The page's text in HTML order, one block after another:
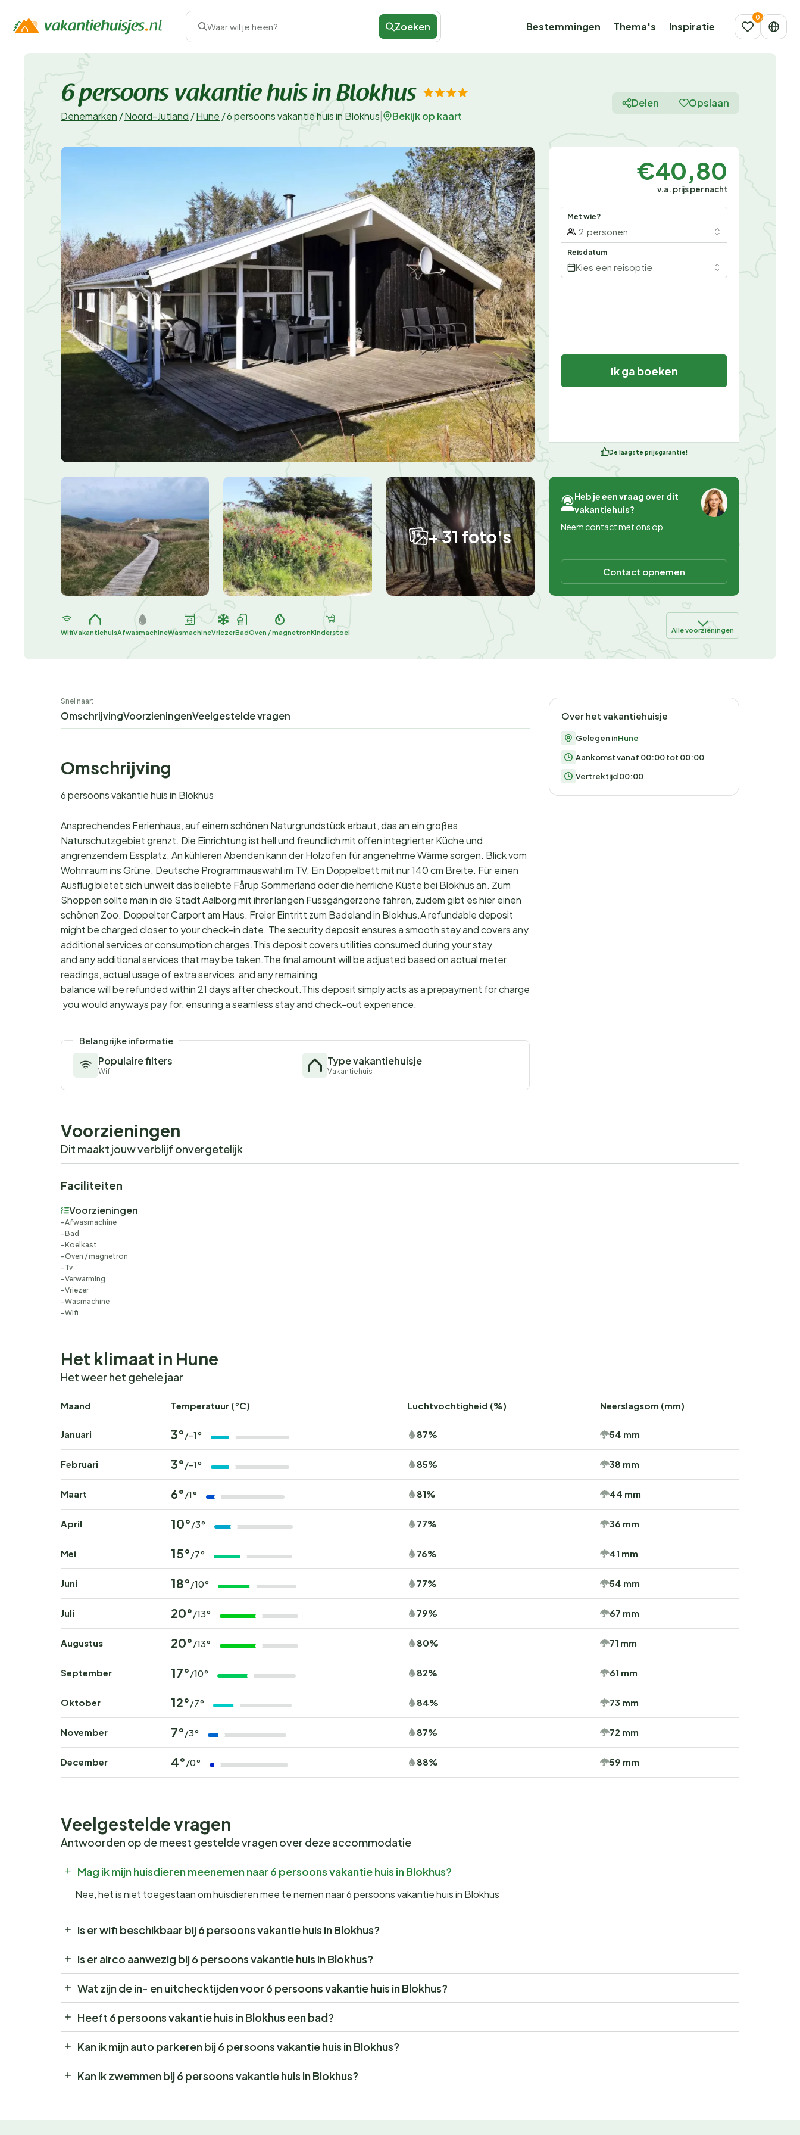
Waar wil je heen? Zoeken Bestemmingen Thema's Inspiratie
6 persoons vakantie huis in Blokhus
Denemarken /Noord-Jutland /Hune /6 persoons vakantie huis in Blokhus Bekijk op kaart
Delen Opslaan
+ 31 foto's
€40,80
v.a. prijs per nacht
Met wie?
2 personen
Reisdatum
Kies een reisoptie
Ik ga boeken
De laagste prijsgarantie!
Heb je een vraag over dit
vakantiehuis?
Neem contact met ons op
Contact opnemen
WifiVakantiehuisAfwasmachineWasmachineVriezerBadOven / magnetronKinderstoel Alle voorzieningen
Snel naar:
OmschrijvingVoorzieningenVeelgestelde vragen
Omschrijving
6 persoons vakantie huis in Blokhus
Ansprechendes Ferienhaus, auf einem schönen Naturgrundstück erbaut, das an ein großes
Naturschutzgebiet grenzt. Die Einrichtung ist hell und freundlich mit offen integrierter Küche und
angrenzendem Essplatz. An kühleren Abenden kann der Holzofen für angenehme Wärme sorgen. Blick vom
Wohnraum ins Grüne. Deutsche Programmauswahl im TV. Ein Doppelbett mit nur 140 cm Breite. Für einen
Ausflug bietet sich unweit das beliebte Fårup Sommerland oder die herrliche Küste bei Blokhus an. Zum
Shoppen sollte man in die Stadt Aalborg mit ihrer langen Fussgängerzone fahren, zudem gibt es hier einen
schönen Zoo. Doppelter Carport am Haus. Freier Eintritt zum Badeland in Blokhus.A refundable deposit
might be charged closer to your check-in date. The security deposit ensures a smooth stay and covers any
additional services or consumption charges.This deposit covers utilities consumed during your stay
and any additional services that may be taken.The final amount will be adjusted based on actual meter
readings, actual usage of extra services, and any remaining
balance will be refunded within 21 days after checkout.This deposit simply acts as a prepayment for charges that
you would anyways pay for, ensuring a seamless stay and check-out experience.
Belangrijke informatie
Populaire filters
Wifi
Type vakantiehuisje
Vakantiehuis
Over het vakantiehuisje
Gelegen inHune
Aankomst vanaf 00:00 tot 00:00
Vertrektijd 00:00
Voorzieningen
Dit maakt jouw verblijf onvergetelijk
Faciliteiten
Voorzieningen
Afwasmachine
Bad
Koelkast
Oven / magnetron
Tv
Verwarming
Vriezer
Wasmachine
Wifi
Het klimaat in Hune
Het weer het gehele jaar
Maand Temperatuur (°C) Luchtvochtigheid (%) Neerslagsom (mm)
Januari 3° /-1° 87% 54 mm
Februari 3° /-1° 85% 38 mm
Maart 6° /1° 81% 44 mm
April 10° /3° 77% 36 mm
Mei 15° /7° 76% 41 mm
Juni 18° /10° 77% 54 mm
Juli 20° /13° 79% 67 mm
Augustus 20° /13° 80% 71 mm
September 17° /10° 82% 61 mm
Oktober 12° /7° 84% 73 mm
November 7° /3° 87% 72 mm
December 4° /0° 88% 59 mm
Veelgestelde vragen
Antwoorden op de meest gestelde vragen over deze accommodatie
Mag ik mijn huisdieren meenemen naar 6 persoons vakantie huis in Blokhus?
Nee, het is niet toegestaan om huisdieren mee te nemen naar 6 persoons vakantie huis in Blokhus
Is er wifi beschikbaar bij 6 persoons vakantie huis in Blokhus?
Is er airco aanwezig bij 6 persoons vakantie huis in Blokhus?
Wat zijn de in- en uitchecktijden voor 6 persoons vakantie huis in Blokhus?
Heeft 6 persoons vakantie huis in Blokhus een bad?
Kan ik mijn auto parkeren bij 6 persoons vakantie huis in Blokhus?
Kan ik zwemmen bij 6 persoons vakantie huis in Blokhus?